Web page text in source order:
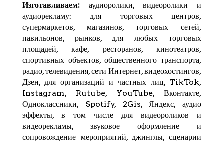
Изготавливаем:аудиоролики, видеоролики и
аудиорекламу: для торговых центров,
супермаркетов, магазинов, торговых сетей,
павильонов, рынков, для любых торговых
площадей, кафе, ресторанов, кинотеатров,
спортивных объектов, общественного транспорта,
радио, телевидения, сети Интернет, видеохостингов,
Дзен, для организаций и частных лиц, TikTok,
Instagram, Rutube, YouTube,Вконтакте,
Одноклассники, Spotify,2Gis,Яндекс, аудио
эффекты, в том числе для видеороликов и
видеорекламы, звуковое оформление и
сопровождение мероприятий, джинглы, сценарии